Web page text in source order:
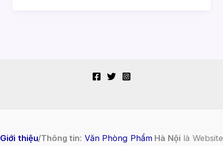
Giới thiệu/Thông tin: Văn Phòng PhẩmHà Nội là Website